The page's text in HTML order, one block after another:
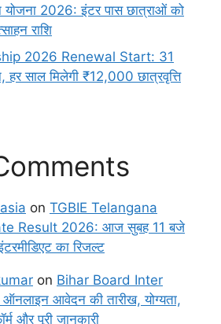
योजना 2026: इंटर पास छात्राओं को
राशि
2026 Renewal Start: 31
साल मिलेगी ₹12,000 छात्रवृत्ति
on TGBIE Telangana
Result 2026: आज सुबह 11 बजे
का रिजल्ट
on Bihar Board Inter
आवेदन की तारीख, योग्यता,
और पूरी जानकारी